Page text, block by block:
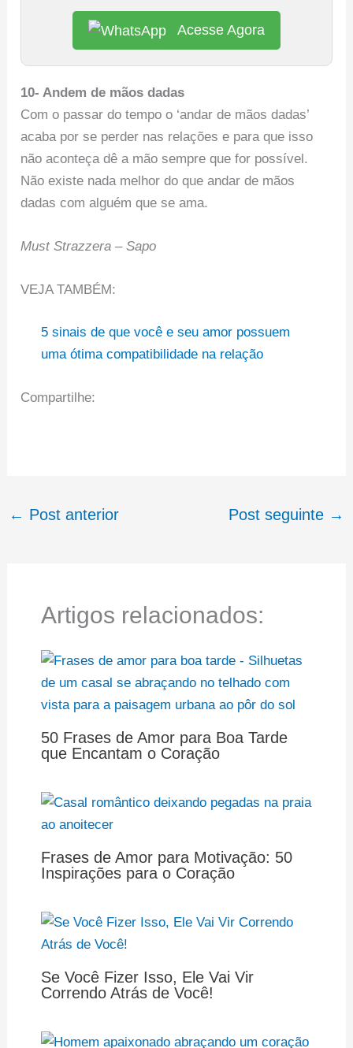
Acesse Agora
10- Andem de mãos dadas
Com o passar do tempo o ‘andar de mãos dadas’
acaba por se perder nas relações e para que isso
não aconteça dê a mão sempre que for possível.
Não existe nada melhor do que andar de mãos
dadas com alguém que se ama.
Must Strazzera – Sapo
VEJA TAMBÉM:
5 sinais de que você e seu amor possuem
uma ótima compatibilidade na relação
Compartilhe:
← Post anterior Post seguinte →
Artigos relacionados:
50 Frases de Amor para Boa Tarde
que Encantam o Coração
Frases de Amor para Motivação: 50
Inspirações para o Coração
Se Você Fizer Isso, Ele Vai Vir
Correndo Atrás de Você!